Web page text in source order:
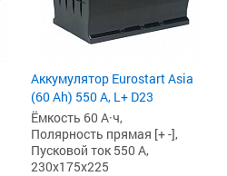
Аккумулятор Eurostart Asia
(60 Ah) 550 А, L+ D23
Ёмкость 60 А·ч,
Полярность прямая [+ -],
Пусковой ток 550 А,
230x175x225